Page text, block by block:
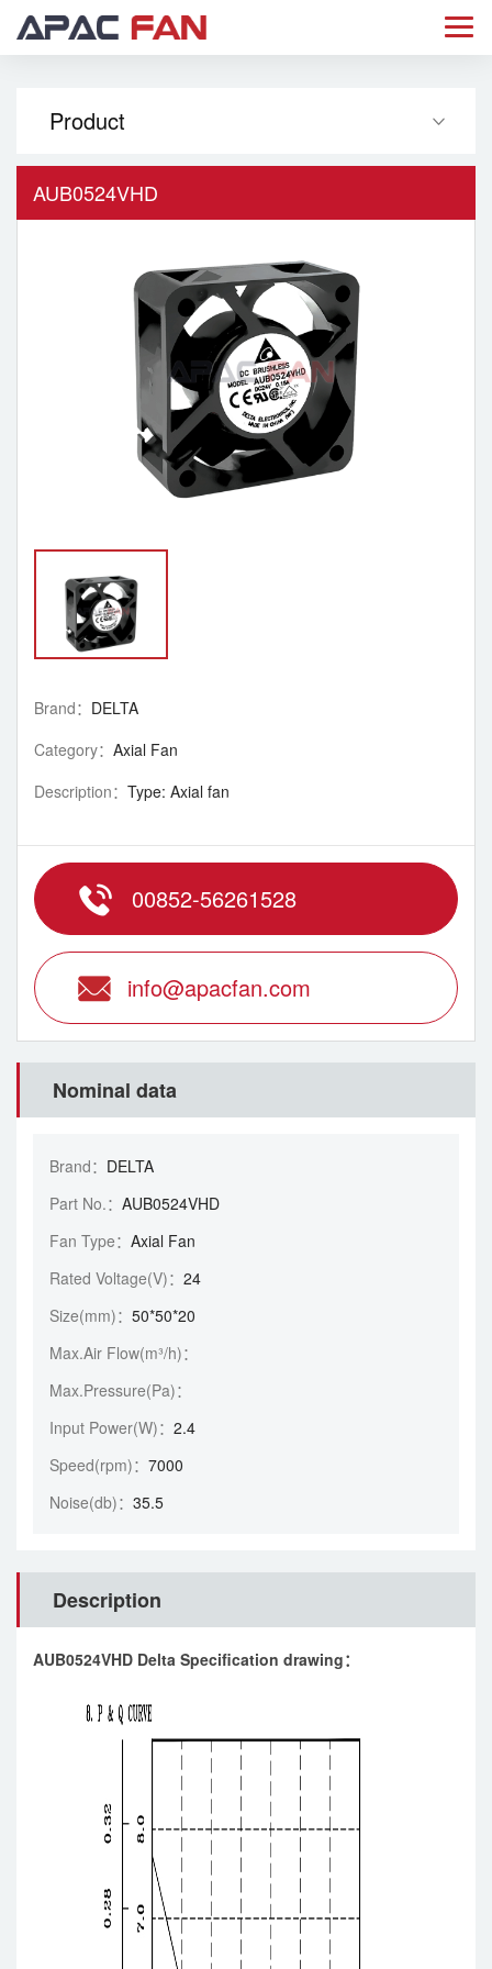
Product
AUB0524VHD
Brand： DELTA
Category： Axial Fan
Description： Type: Axial fan
00852-56261528
info@apacfan.com
Nominal data
Brand： DELTA
Part No.： AUB0524VHD
Fan Type： Axial Fan
Rated Voltage(V)： 24
Size(mm)： 50*50*20
Max.Air Flow(m³/h)：
Max.Pressure(Pa)：
Input Power(W)： 2.4
Speed(rpm)： 7000
Noise(db)： 35.5
Description
AUB0524VHD Delta Specification drawing：